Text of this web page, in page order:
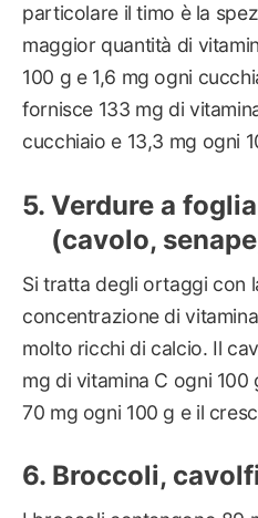
particolare il timo è la
maggior quantità di
100 g e 1,6 mg ogni
fornisce 133 mg di
cucchiaio e 13,3 mg ogni
Verdure a
(cavolo,
Si tratta degli ortaggi con
concentrazione di
molto ricchi di calcio. Il
mg di vitamina C ogni
70 mg ogni 100 g e il
Broccoli,